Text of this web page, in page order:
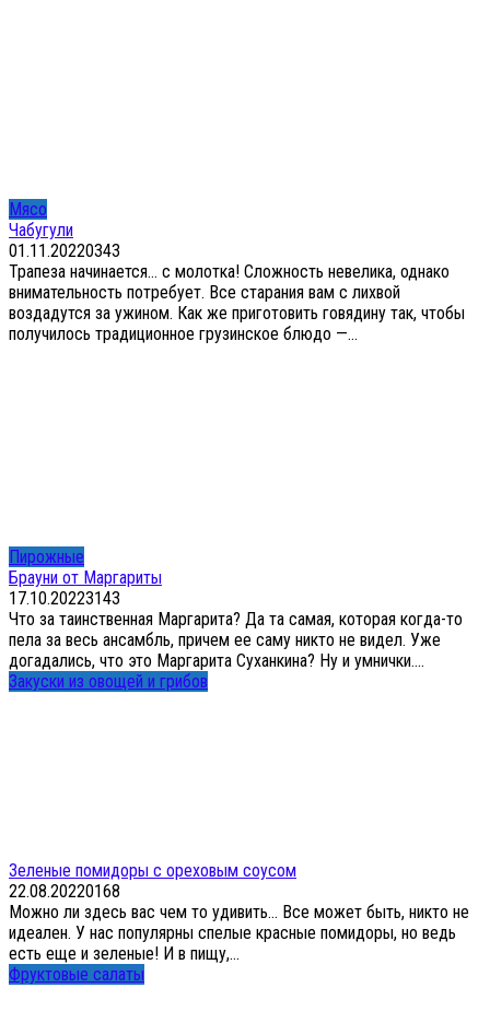
Мясо
Чабугули
01.11.20220343
Трапеза начинается… с молотка! Сложность невелика, однако
внимательность потребует. Все старания вам с лихвой
воздадутся за ужином. Как же приготовить говядину так, чтобы
получилось традиционное грузинское блюдо —...
Пирожные
Брауни от Маргариты
17.10.20223143
Что за таинственная Маргарита? Да та самая, которая когда-то
пела за весь ансамбль, причем ее саму никто не видел. Уже
догадались, что это Маргарита Суханкина? Ну и умнички....
Закуски из овощей и грибов
Зеленые помидоры с ореховым соусом
22.08.20220168
Можно ли здесь вас чем то удивить… Все может быть, никто не
идеален. У нас популярны спелые красные помидоры, но ведь
есть еще и зеленые! И в пищу,...
Фруктовые салаты